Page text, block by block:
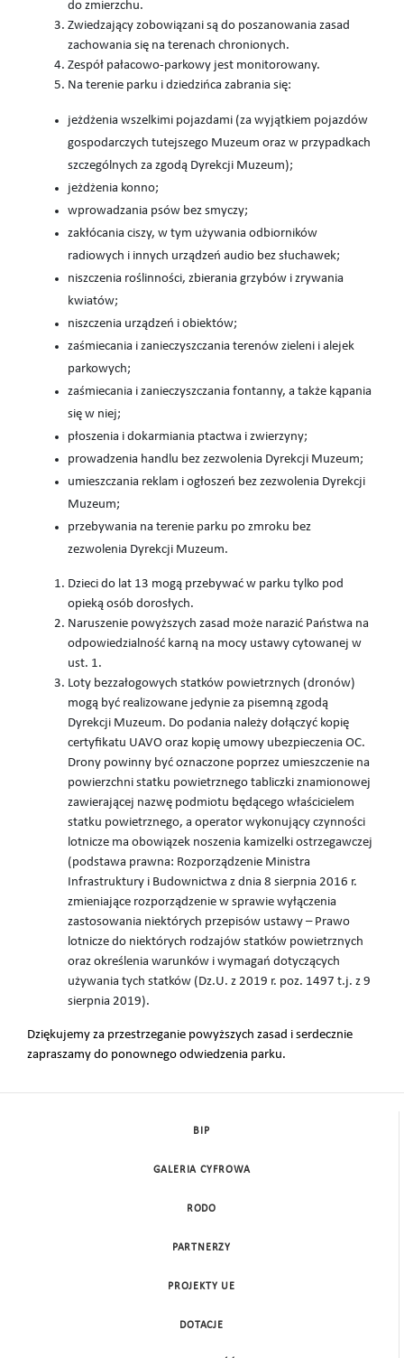
do zmierzchu.
Zwiedzający zobowiązani są do poszanowania zasad
zachowania się na terenach chronionych.
Zespół pałacowo-parkowy jest monitorowany.
Na terenie parku i dziedzińca zabrania się:
jeżdżenia wszelkimi pojazdami (za wyjątkiem pojazdów
gospodarczych tutejszego Muzeum oraz w przypadkach
szczególnych za zgodą Dyrekcji Muzeum);
jeżdżenia konno;
wprowadzania psów bez smyczy;
zakłócania ciszy, w tym używania odbiorników
radiowych i innych urządzeń audio bez słuchawek;
niszczenia roślinności, zbierania grzybów i zrywania
kwiatów;
niszczenia urządzeń i obiektów;
zaśmiecania i zanieczyszczania terenów zieleni i alejek
parkowych;
zaśmiecania i zanieczyszczania fontanny, a także kąpania
się w niej;
płoszenia i dokarmiania ptactwa i zwierzyny;
prowadzenia handlu bez zezwolenia Dyrekcji Muzeum;
umieszczania reklam i ogłoszeń bez zezwolenia Dyrekcji
Muzeum;
przebywania na terenie parku po zmroku bez
zezwolenia Dyrekcji Muzeum.
Dzieci do lat 13 mogą przebywać w parku tylko pod
opieką osób dorosłych.
Naruszenie powyższych zasad może narazić Państwa na
odpowiedzialność karną na mocy ustawy cytowanej w
ust. 1.
Loty bezzałogowych statków powietrznych (dronów)
mogą być realizowane jedynie za pisemną zgodą
Dyrekcji Muzeum. Do podania należy dołączyć kopię
certyfikatu UAVO oraz kopię umowy ubezpieczenia OC.
Drony powinny być oznaczone poprzez umieszczenie na
powierzchni statku powietrznego tabliczki znamionowej
zawierającej nazwę podmiotu będącego właścicielem
statku powietrznego, a operator wykonujący czynności
lotnicze ma obowiązek noszenia kamizelki ostrzegawczej
(podstawa prawna: Rozporządzenie Ministra
Infrastruktury i Budownictwa z dnia 8 sierpnia 2016 r.
zmieniające rozporządzenie w sprawie wyłączenia
zastosowania niektórych przepisów ustawy – Prawo
lotnicze do niektórych rodzajów statków powietrznych
oraz określenia warunków i wymagań dotyczących
używania tych statków (Dz.U. z 2019 r. poz. 1497 t.j. z 9
sierpnia 2019).
Dziękujemy za przestrzeganie powyższych zasad i serdecznie
zapraszamy do ponownego odwiedzenia parku.
BIP
GALERIA CYFROWA
RODO
PARTNERZY
PROJEKTY UE
DOTACJE